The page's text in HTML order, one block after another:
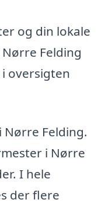
og din lokale
Felding
oversigten
Felding.
i Nørre
I hele
der flere